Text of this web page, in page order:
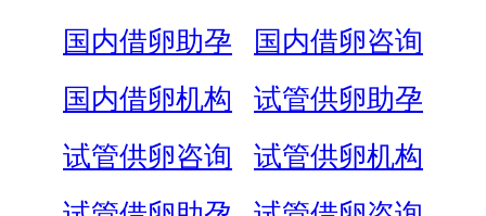
国内借卵助孕
国内借卵咨询
国内借卵机构
试管供卵助孕
试管供卵咨询
试管供卵机构